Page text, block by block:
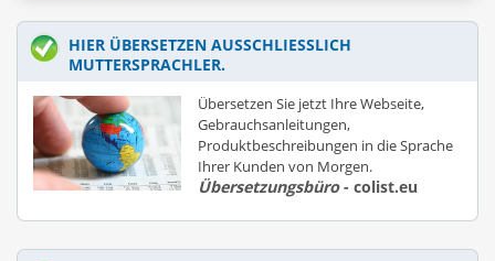
HIER ÜBERSETZEN AUSSCHLIESSLICH M
UTTERSPRACHLER.
Übersetzen Sie jetzt Ihre Webseite,
Gebrauchsanleitungen,
Produktbeschreibungen in die Sprache
Ihrer Kunden von Morgen.
Übersetzungsbüro- colist.eu